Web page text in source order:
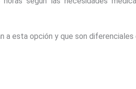
esta opción y que son diferenciales